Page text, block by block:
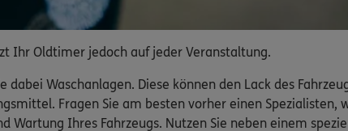
Ihr Oldtimer jedoch auf jeder Veranstaltung.
Waschanlagen. Diese können den Lack des
Fragen Sie am besten vorher einen Spezialisten,
Ihres Fahrzeugs. Nutzen Sie neben einem